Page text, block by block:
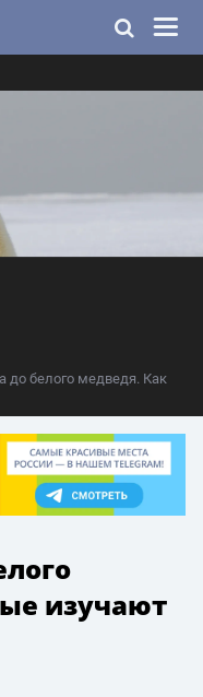
до белого медведя. Как
изучают